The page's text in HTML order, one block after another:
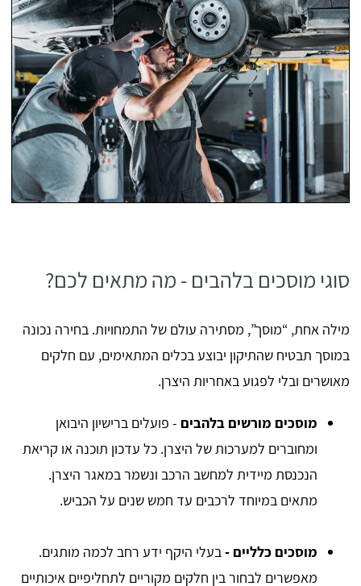
סוגי מוסכים בלהבים - מה מתאים לכם?
מילה אחת, “מוסך”, מסתירה עולם של התמחויות. בחירה נכונה
במוסך תבטיח שהתיקון יבוצע בכלים המתאימים, עם חלקים
מאושרים ובלי לפגוע באחריות היצרן.
מוסכים מורשים בלהבים - פועלים ברישיון היבואן
ומחוברים למערכות של היצרן. כל עדכון תוכנה או קריאת
הנכנסת מיידית למחשב הרכב ונשמר במאגר היצרן.
מתאים במיוחד לרכבים עד חמש שנים על הכביש.
מוסכים כלליים -בעלי היקף ידע רחב לכמה מותגים.
מאפשרים לבחור בין חלקים מקוריים לתחליפיים איכותיים